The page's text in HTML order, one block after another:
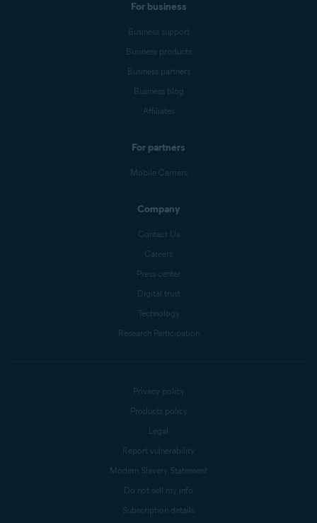
For business
Business support
Business products
Business partners
Business blog
Affiliates
For partners
Mobile Carriers
Company
Contact Us
Careers
Press center
Digital trust
Technology
Research Participation
Privacy policy
Products policy
Legal
Report vulnerability
Modern Slavery Statement
Do not sell my info
Subscription details